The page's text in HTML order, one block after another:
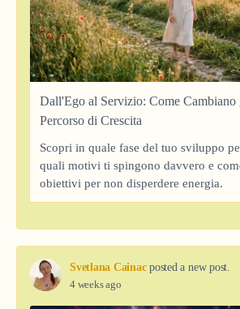
Dall'Ego al Servizio: Come
Percorso di Crescita
Scopri in quale fase del tuo sviluppo
quali motivi ti spingono davvero e
obiettivi per non disperdere energia.
Svetlana Cainacposted a new post.
4 weeks ago